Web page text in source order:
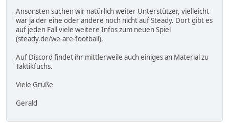
Ansonsten suchen wir natürlich weiter Unterstützer, vielleicht
war ja der eine oder andere noch nicht auf Steady. Dort gibt es
auf jeden Fall viele weitere Infos zum neuen Spiel
(steady.de/we-are-football).
Auf Discord findet ihr mittlerweile auch einiges an Material zu
Taktikfuchs.
Viele Grüße
Gerald